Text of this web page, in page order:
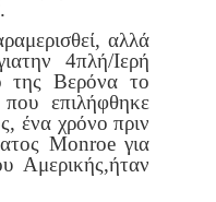
.
αλλά
την 4πλή/Ιερή
της Βερόνα το
επιλήφθηκε
ένα χρόνο πριν
Monroe για
Αμερικής,ήταν